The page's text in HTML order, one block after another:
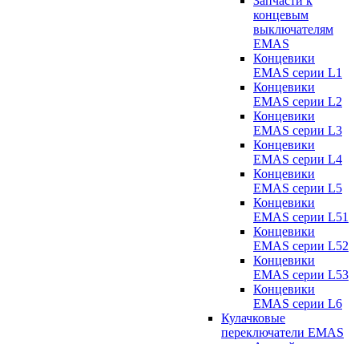
концевым
выключателям
EMAS
Концевики
EMAS серии L1
Концевики
EMAS серии L2
Концевики
EMAS серии L3
Концевики
EMAS серии L4
Концевики
EMAS серии L5
Концевики
EMAS серии L51
Концевики
EMAS серии L52
Концевики
EMAS серии L53
Концевики
EMAS серии L6
Кулачковые
переключатели EMAS